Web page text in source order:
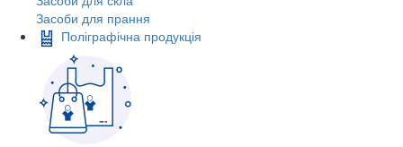
Засоби для прання
Поліграфічна продукція